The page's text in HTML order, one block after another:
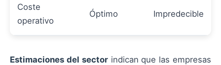
Coste
operativo
Óptimo Impredecible
Estimaciones del sectorindican que las empresas